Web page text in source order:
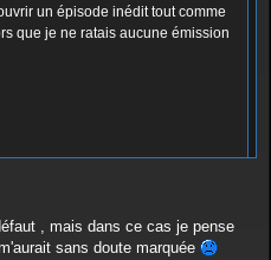
un épisode inédit tout comme
que je ne ratais aucune émission
Tu l'as peut-être malgré tout
, mais dans ce cas je pense
sans doute marquée